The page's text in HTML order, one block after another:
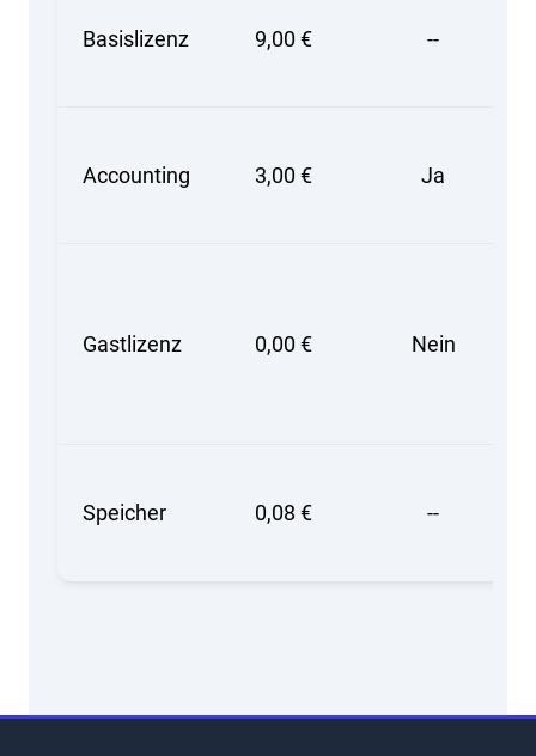
Basislizenz 9,00 € --
Accounting 3,00 € Ja
Gastlizenz 0,00 € Nein
Speicher 0,08 € --